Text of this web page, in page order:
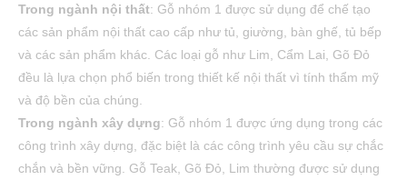
Trong ngành nội thất: Gỗ nhóm 1 được sử dụng để chế tạo
các sản phẩm nội thất cao cấp như tủ, giường, bàn ghế, tủ bếp
và các sản phẩm khác. Các loại gỗ như Lim, Cẩm Lai, Gõ Đỏ
đều là lựa chọn phổ biến trong thiết kế nội thất vì tính thẩm mỹ
và độ bền của chúng.
Trong ngành xây dựng: Gỗ nhóm 1 được ứng dụng trong các
công trình xây dựng, đặc biệt là các công trình yêu cầu sự chắc
chắn và bền vững. Gỗ Teak, Gõ Đỏ, Lim thường được sử dụng